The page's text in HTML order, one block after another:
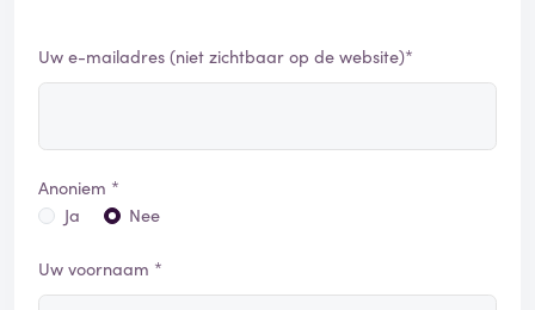
Uw e-mailadres (niet zichtbaar op de website)*
Anoniem *
Ja
Nee
Uw voornaam *